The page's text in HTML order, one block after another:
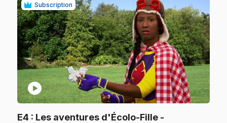
Subscription
play_circle
E4 : Les aventures d'Écolo-Fille -